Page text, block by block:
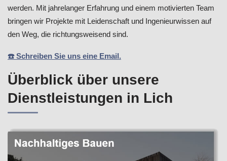
werden. Mit jahrelanger Erfahrung und einem motivierten Team
bringen wir Projekte mit Leidenschaft und Ingenieurwissen auf
den Weg, die richtungsweisend sind.
☎️ Schreiben Sie uns eine Email.
Überblick über unsere
Dienstleistungen in Lich